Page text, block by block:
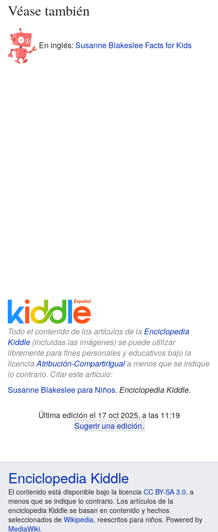
Véase también
En inglés: Susanne Blakeslee Facts for Kids
Todo el contenido de los artículos de la Enciclopedia
Kiddle (incluidas las imágenes) se puede utilizar
libremente para fines personales y educativos bajo la
licenciaAtribución-CompartirIguala menos que se indique
lo contrario. Citar este artículo:
Susanne Blakeslee para Niños. Enciclopedia Kiddle.
Última edición el 17 oct 2025, a las 11:19
Sugerir una edición.
Enciclopedia Kiddle
El contenido está disponible bajo la licencia CC BY-SA 3.0, a
menos que se indique lo contrario. Los artículos de la
enciclopedia Kiddle se basan en contenido y hechos
seleccionados de Wikipedia, reescritos para niños. Powered by
MediaWiki.